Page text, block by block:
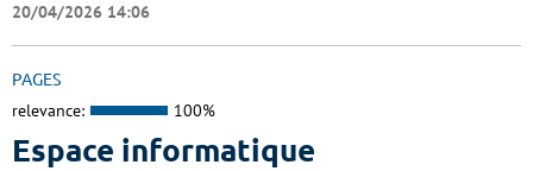
20/04/2026 14:06
PAGES
relevance: 100%
Espace informatique